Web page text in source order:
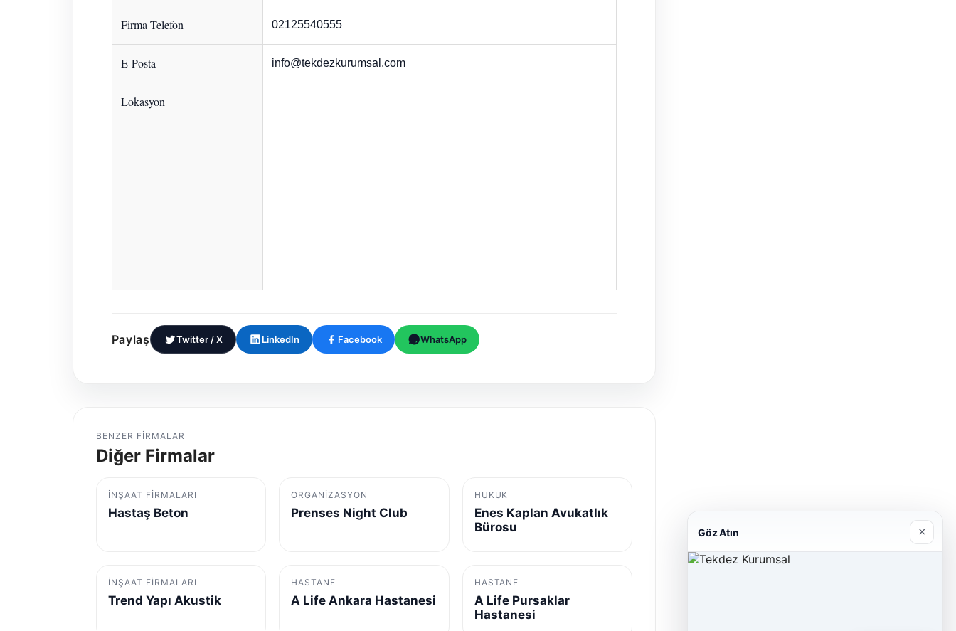
Firma Telefon 02125540555
E-Posta info@tekdezkurumsal.com
Lokasyon
Paylaş Twitter / X LinkedIn Facebook WhatsApp
BENZER FIRMALAR
Diğer Firmalar
İNŞAAT FIRMALARI
Hastaş Beton
ORGANIZASYON
Prenses Night Club
HUKUK
Enes Kaplan Avukatlık
Bürosu
İNŞAAT FIRMALARI
Trend Yapı Akustik
HASTANE
A Life Ankara Hastanesi
HASTANE
A Life Pursaklar
Hastanesi
Göz Atın ×